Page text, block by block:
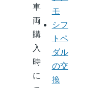
車
両
購
入
時
に
モ
シフ
トペ
ダル
の交
換